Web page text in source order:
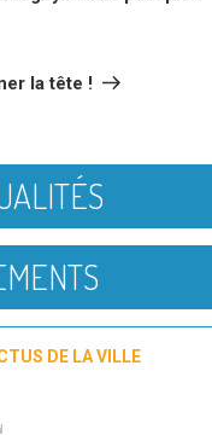
la tête !
DE LA VILLE